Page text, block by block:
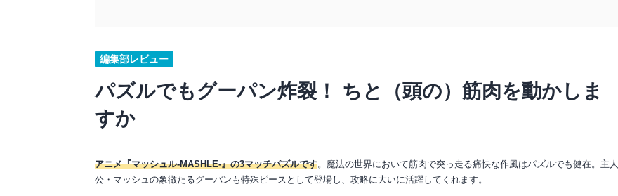
編集部レビュー
パズルでもグーパン炸裂！ ちと（頭の）筋肉を動かしま
すか
アニメ『マッシュル-MASHLE-』の3マッチパズルです。魔法の世界において筋肉で突っ走る痛快な作風はパズルでも健在。主人
公・マッシュの象徴たるグーパンも特殊ピースとして登場し、攻略に大いに活躍してくれます。